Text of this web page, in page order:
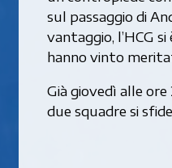
sul passaggio di
vantaggio, l’HCG
hanno vinto
Già giovedì alle ore
due squadre si